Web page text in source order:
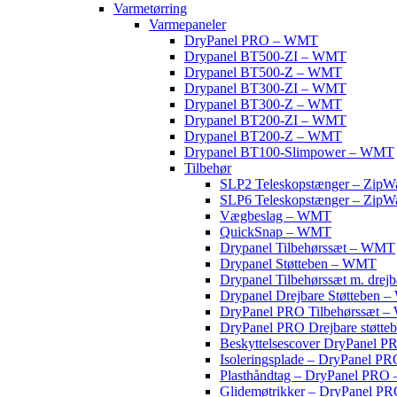
Varmetørring
Varmepaneler
DryPanel PRO – WMT
Drypanel BT500-ZI – WMT
Drypanel BT500-Z – WMT
Drypanel BT300-ZI – WMT
Drypanel BT300-Z – WMT
Drypanel BT200-ZI – WMT
Drypanel BT200-Z – WMT
Drypanel BT100-Slimpower – WMT
Tilbehør
SLP2 Teleskopstænger –
SLP6 Teleskopstænger –
Vægbeslag – WMT
QuickSnap – WMT
Drypanel Tilbehørssæt – WMT
Drypanel Støtteben – WMT
Drypanel Tilbehørssæt m.
Drypanel Drejbare Støtteben
DryPanel PRO Tilbehørssæt –
DryPanel PRO Drejbare
Beskyttelsescover DryPanel
Isoleringsplade – DryPanel
Plasthåndtag – DryPanel PRO
Glidemøtrikker – DryPanel